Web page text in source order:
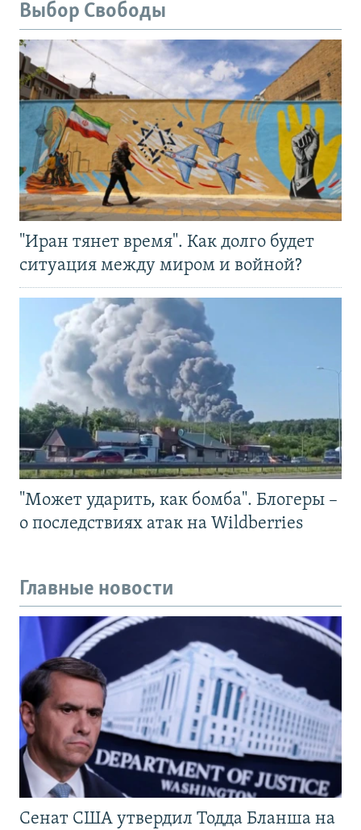
Выбор Свободы
"Иран тянет время". Как долго будет
ситуация между миром и войной?
"Может ударить, как бомба". Блогеры –
о последствиях атак на Wildberries
Главные новости
Сенат США утвердил Тодда Бланша на